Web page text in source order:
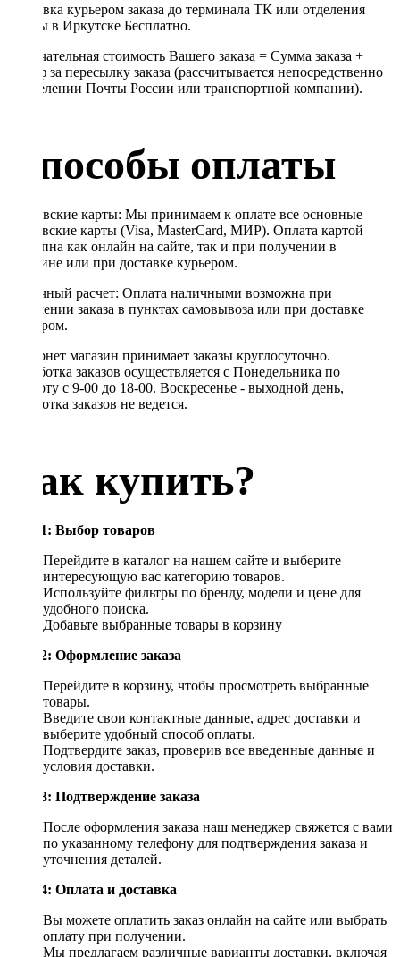
Доставка курьером заказа до терминала ТК или отделения
Почты в Иркутске Бесплатно.
Окончательная стоимость Вашего заказа = Сумма заказа +
Тариф за пересылку заказа (рассчитывается непосредственно
в отделении Почты России или транспортной компании).
Способы оплаты
Банковские карты: Мы принимаем к оплате все основные
банковские карты (Visa, MasterCard, МИР). Оплата картой
доступна как онлайн на сайте, так и при получении в
магазине или при доставке курьером.
Наличный расчет: Оплата наличными возможна при
получении заказа в пунктах самовывоза или при доставке
курьером.
Интернет магазин принимает заказы круглосуточно.
Обработка заказов осуществляется с Понедельника по
Субботу с 9-00 до 18-00. Воскресенье - выходной день,
обработка заказов не ведется.
Как купить?
Шаг 1: Выбор товаров
Перейдите в каталог на нашем сайте и выберите
интересующую вас категорию товаров.
Используйте фильтры по бренду, модели и цене для
удобного поиска.
Добавьте выбранные товары в корзину
Шаг 2: Оформление заказа
Перейдите в корзину, чтобы просмотреть выбранные
товары.
Введите свои контактные данные, адрес доставки и
выберите удобный способ оплаты.
Подтвердите заказ, проверив все введенные данные и
условия доставки.
Шаг 3: Подтверждение заказа
После оформления заказа наш менеджер свяжется с вами
по указанному телефону для подтверждения заказа и
уточнения деталей.
Шаг 4: Оплата и доставка
Вы можете оплатить заказ онлайн на сайте или выбрать
оплату при получении.
Мы предлагаем различные варианты доставки, включая